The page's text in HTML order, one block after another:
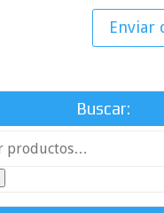
Buscar: